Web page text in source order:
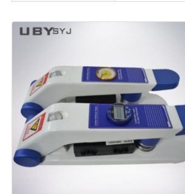
μηχανή δοκιμής υφασμάτων
Ελεγκτής θερμοκρασίας και
ελεγκτής σκληρότητας